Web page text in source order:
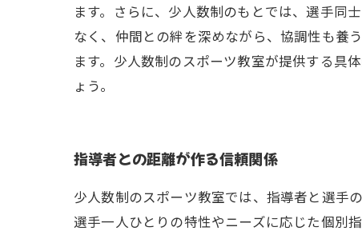
ます。さらに、少人数制のもとでは、選手同
なく、仲間との絆を深めながら、協調性も養
ます。少人数制のスポーツ教室が提供する具
ょう。
指導者との距離が作る信頼関係
少人数制のスポーツ教室では、指導者と選手
選手一人ひとりの特性やニーズに応じた個別